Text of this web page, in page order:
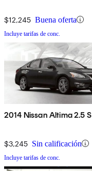
$12,245 Buena oferta
Incluye tarifas de conc.
2014 Nissan Altima 2.5 S
$3,245 Sin calificación
Incluye tarifas de conc.